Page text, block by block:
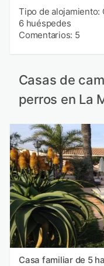
Tipo de alojamiento:
6 huéspedes
Comentarios: 5
Casas de
perros en La
Casa familiar de 5